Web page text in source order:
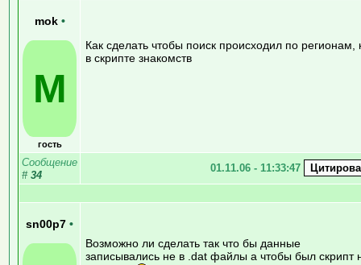
mok •
M
гость
Как сделать чтобы поиск происходил по регионам,
в скрипте знакомств
Сообщение
# 34
01.11.06 - 11:33:47
sn00p7 •
Возможно ли сделать так что бы данные
записывались не в .dat файлы а чтобы был скрипт